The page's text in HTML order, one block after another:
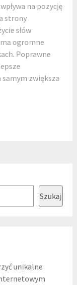
na pozycję
strony
słów
ogromne
Poprawne
zwiększa
Szukaj
unikalne